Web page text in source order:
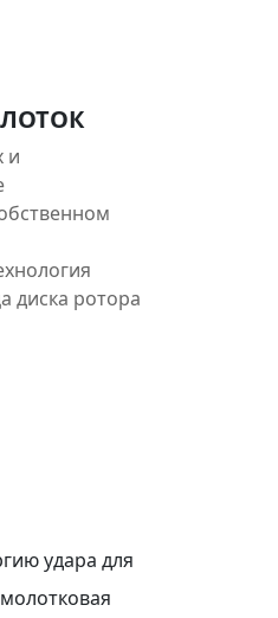
и
диска ротора
удара для